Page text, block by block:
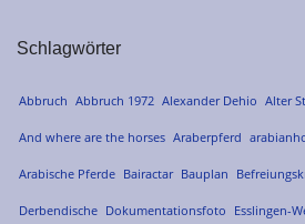
Schlagwörter
Abbruch Abbruch 1972 Alexander Dehio Alter
And where are the horses Araberpferd
Arabische Pferde Bairactar Bauplan
Derbendische Dokumentationsfoto Esslingen-